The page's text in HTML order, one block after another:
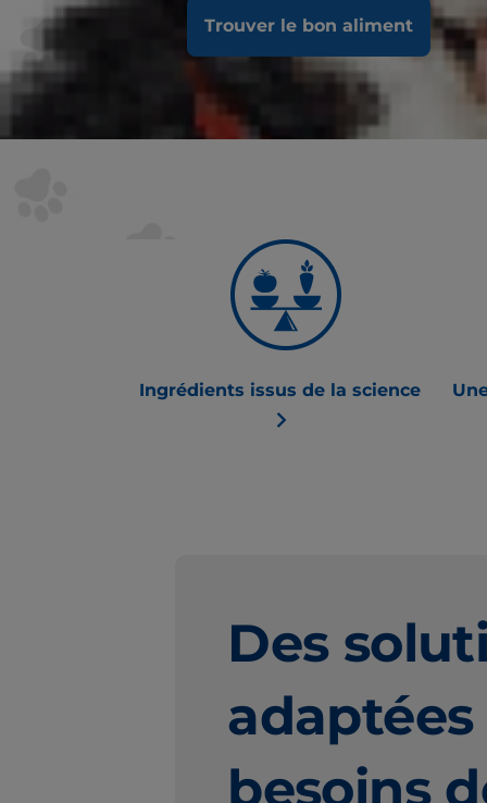
Trouver le bon aliment
Nous
animal les
continuera
aliments dotés
Ingrédients issus de la science
Des
besoins